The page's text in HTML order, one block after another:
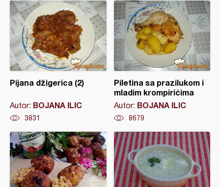
Pijana džigerica (2)
Autor: BOJANA ILIC
3831
Piletina sa prazilukom i
mladim krompirićima
Autor: BOJANA ILIC
8679